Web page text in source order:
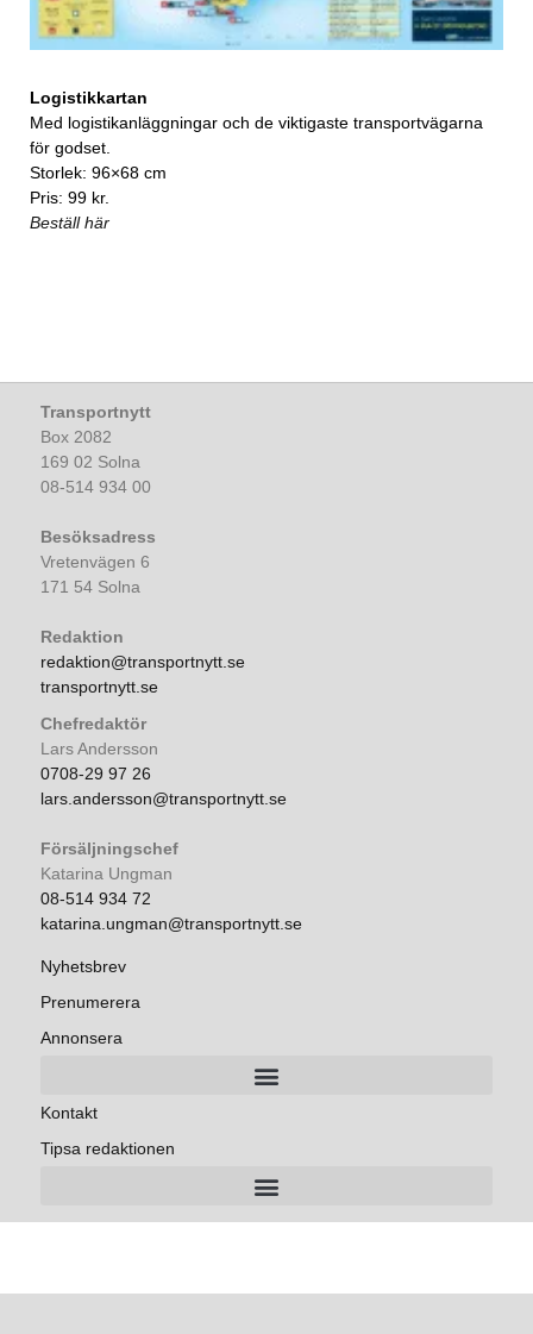
Logistikkartan
Med logistikanläggningar och de viktigaste transportvägarna
för godset.
Storlek: 96×68 cm
Pris: 99 kr.
Beställ här
Transportnytt
Box 2082
169 02 Solna
08-514 934 00
Besöksadress
Vretenvägen 6
171 54 Solna
Redaktion
redaktion@transportnytt.se
transportnytt.se
Chefredaktör
Lars Andersson
0708-29 97 26
lars.andersson@transportnytt.se
Försäljningschef
Katarina Ungman
08-514 934 72
katarina.ungman@transportnytt.se
Nyhetsbrev
Prenumerera
Annonsera
Kontakt
Tipsa redaktionen